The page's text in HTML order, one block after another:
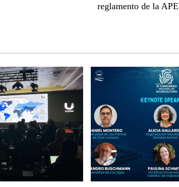
reglamento de la APE